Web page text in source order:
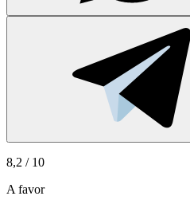
8,2 / 10
A favor